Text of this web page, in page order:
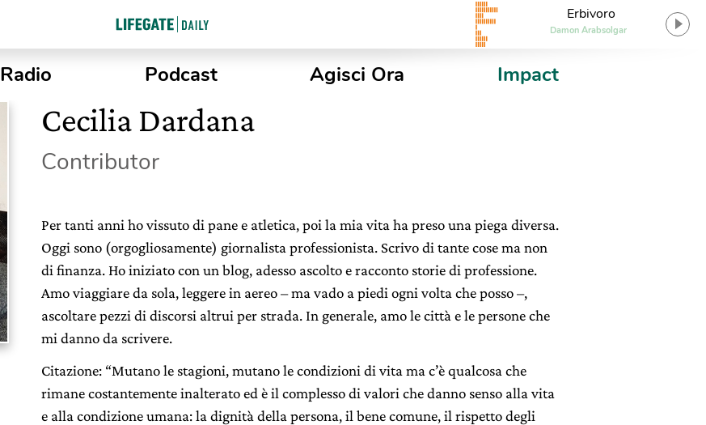
Erbivoro
Damon Arabsolgar
Radio Podcast Agisci Ora Impact
Cecilia Dardana
Contributor
Per tanti anni ho vissuto di pane e atletica, poi la mia vita ha preso una piega diversa.
Oggi sono (orgogliosamente) giornalista professionista. Scrivo di tante cose ma non
di finanza. Ho iniziato con un blog, adesso ascolto e racconto storie di professione.
Amo viaggiare da sola, leggere in aereo – ma vado a piedi ogni volta che posso –,
ascoltare pezzi di discorsi altrui per strada. In generale, amo le città e le persone che
mi danno da scrivere.
Citazione: “Mutano le stagioni, mutano le condizioni di vita ma c’è qualcosa che
rimane costantemente inalterato ed è il complesso di valori che danno senso alla vita
e alla condizione umana: la dignità della persona, il bene comune, il rispetto degli